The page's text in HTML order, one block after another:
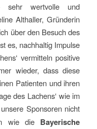
sehr wertvolle und
Althaller, Gründerin
über den Besuch des
es, nachhaltig Impulse
vermitteln positive
wieder, dass diese
Patienten und ihren
des Lachens‘ wie im
Sponsoren nicht
wie die Bayerische